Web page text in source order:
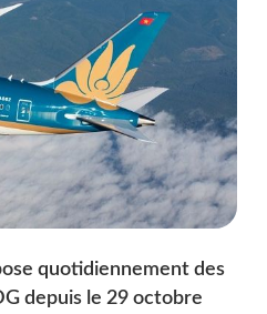
quotidiennement des
depuis le 29 octobre